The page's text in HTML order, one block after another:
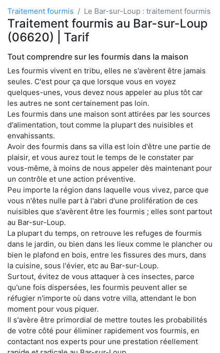
Traitement fourmis Le Bar-sur-Loup : traitement fourmis
Traitement fourmis au Bar-sur-Loup
(06620) | Tarif
Tout comprendre sur les fourmis dans la maison
Les fourmis vivent en tribu, elles ne s'avèrent être jamais
seules. C'est pour ça que lorsque vous en voyez
quelques-unes, vous devez nous appeler au plus tôt car
les autres ne sont certainement pas loin.
Les fourmis dans une maison sont attirées par les sources
d'alimentation, tout comme la plupart des nuisibles et
envahissants.
Avoir des fourmis dans sa villa est loin d'être une partie de
plaisir, et vous aurez tout le temps de le constater par
vous-même, à moins de nous appeler dès maintenant pour
un contrôle et une action préventive.
Peu importe la région dans laquelle vous vivez, parce que
vous n'êtes nulle part à l'abri d'une prolifération de ces
nuisibles que s'avèrent être les fourmis ; elles sont partout
au Bar-sur-Loup.
La plupart du temps, on retrouve les refuges de fourmis
dans le jardin, ou bien dans les lieux comme le plancher ou
bien le plafond en bois, entre les fissures des murs, dans
la cuisine, sous l'évier, etc au Bar-sur-Loup.
Surtout, évitez de vous attaquer à ces insectes, parce
qu'une fois dispersées, les fourmis peuvent aller se
réfugier n'importe où dans votre villa, attendant le bon
moment pour vous piquer.
Il s'avère être primordial de mettre toutes les probabilités
de votre côté pour éliminer rapidement vos fourmis, en
contactant nos experts pour une prestation réellement